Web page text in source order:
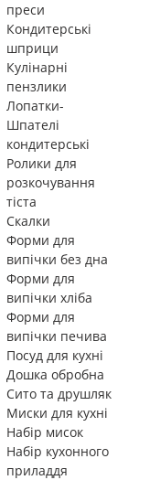
преси
Кондитерські
шприци
Кулінарні
пензлики
Лопатки-
Шпателі
кондитерські
Ролики для
розкочування
тіста
Скалки
Форми для
випічки без дна
Форми для
випічки хліба
Форми для
випічки печива
Посуд для кухні
Дошка обробна
Сито та друшляк
Миски для кухні
Набір мисок
Набір кухонного
приладдя